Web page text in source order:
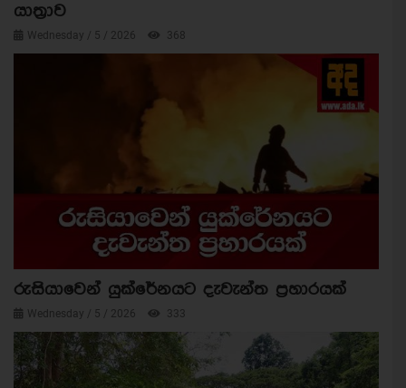
යාත්‍රාව
Wednesday / 5 / 2026 368
රුසියාවෙන් යුක්රේනයට දැවැන්ත ප්‍රහාරයක්
Wednesday / 5 / 2026 333